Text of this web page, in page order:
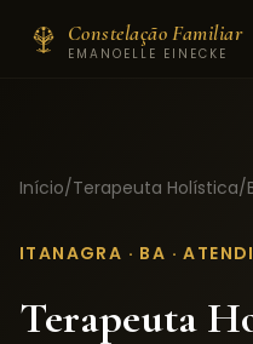
Constelação Familiar
EMANOELLE EINECKE
Início/Terapeuta Holística/
ITANAGRA · BA ·
Terapeuta